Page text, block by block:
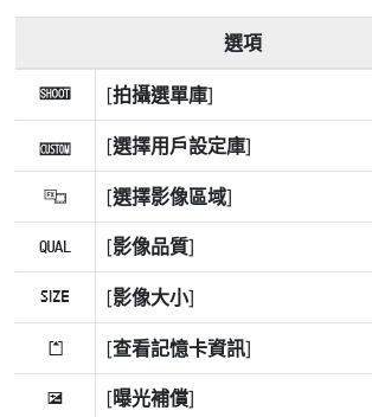
選項
n [拍攝選單庫]
j [選擇用戶設定庫]
J [選擇影像區域]
8 [影像品質]
o [影像大小]
N [查看記憶卡資訊]
E [曝光補償]